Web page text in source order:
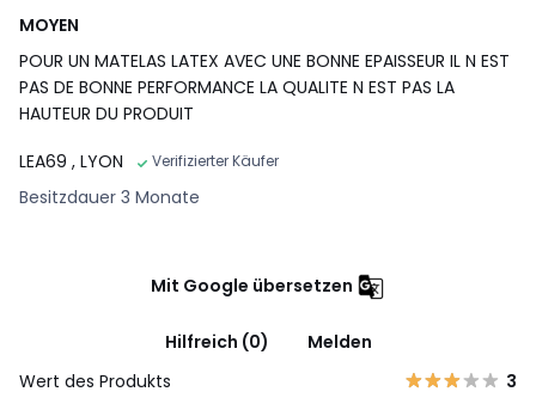
MOYEN
POUR UN MATELAS LATEX AVEC UNE BONNE EPAISSEUR IL N EST
PAS DE BONNE PERFORMANCE LA QUALITE N EST PAS LA
HAUTEUR DU PRODUIT
LEA69 , LYON Verifizierter Käufer
Besitzdauer 3 Monate
Mit Google übersetzen
Hilfreich (0)
Melden
Wert des Produkts
3